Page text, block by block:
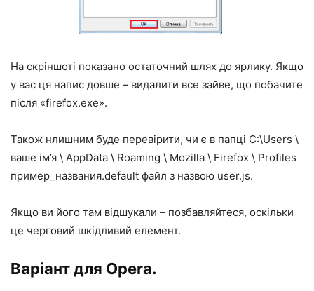
На скріншоті показано остаточний шлях до ярлику. Якщо
у вас ця напис довше – видалити все зайве, що побачите
після «firefox.exe».
Також нлишним буде перевірити, чи є в папці C:\Users \
ваше ім’я \ AppData \ Roaming \ Mozilla \ Firefox \ Profiles
пример_названия.default файл з назвою user.js.
Якщо ви його там відшукали – позбавляйтеся, оскільки
це черговий шкідливий елемент.
Варіант для Opera.